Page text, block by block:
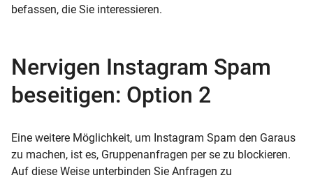
befassen, die Sie interessieren.
Nervigen Instagram Spam
beseitigen: Option 2
Eine weitere Möglichkeit, um Instagram Spam den Garaus
zu machen, ist es, Gruppenanfragen per se zu blockieren.
Auf diese Weise unterbinden Sie Anfragen zu